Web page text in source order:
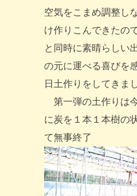
空気をこまめ調整し
け作りこんできたの
と同時に素晴らしい
の元に運べる喜びを
日土作りをしてきま
第一弾の土作りは
に炭を１本１本樹の
て無事終了